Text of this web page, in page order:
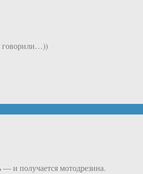
говорили…))
и получается мотодрезина.